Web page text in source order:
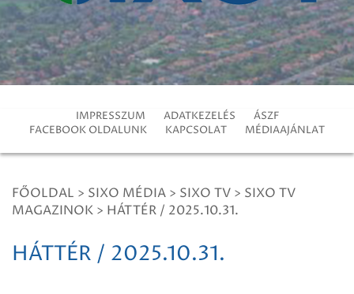
IMPRESSZUM ADATKEZELÉS
ÁSZF
FACEBOOK OLDALUNK
KAPCSOLAT MÉDIAAJÁNLAT
FŐOLDAL > SIXO MÉDIA > SIXO TV > SIXO TV
MAGAZINOK > HÁTTÉR / 2025.10.31.
HÁTTÉR / 2025.10.31.